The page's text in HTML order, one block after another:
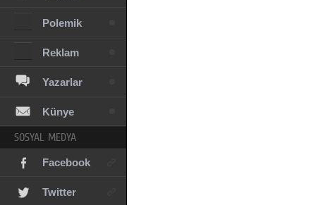
Polemik
Reklam
Yazarlar
Künye
SOSYAL MEDYA
Facebook
Twitter